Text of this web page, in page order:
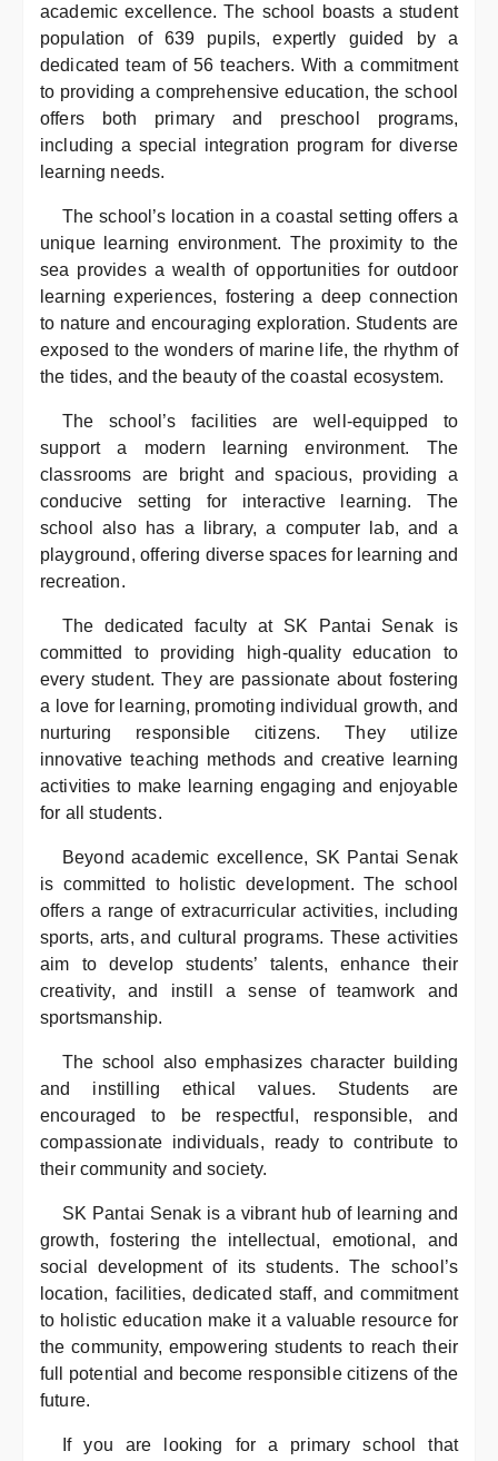
academic excellence. The school boasts a student
population of 639 pupils, expertly guided by a
dedicated team of 56 teachers. With a commitment
to providing a comprehensive education, the school
offers both primary and preschool programs,
including a special integration program for diverse
learning needs.
The school’s location in a coastal setting offers a
unique learning environment. The proximity to the
sea provides a wealth of opportunities for outdoor
learning experiences, fostering a deep connection
to nature and encouraging exploration. Students are
exposed to the wonders of marine life, the rhythm of
the tides, and the beauty of the coastal ecosystem.
The school’s facilities are well-equipped to
support a modern learning environment. The
classrooms are bright and spacious, providing a
conducive setting for interactive learning. The
school also has a library, a computer lab, and a
playground, offering diverse spaces for learning and
recreation.
The dedicated faculty at SK Pantai Senak is
committed to providing high-quality education to
every student. They are passionate about fostering
a love for learning, promoting individual growth, and
nurturing responsible citizens. They utilize
innovative teaching methods and creative learning
activities to make learning engaging and enjoyable
for all students.
Beyond academic excellence, SK Pantai Senak
is committed to holistic development. The school
offers a range of extracurricular activities, including
sports, arts, and cultural programs. These activities
aim to develop students’ talents, enhance their
creativity, and instill a sense of teamwork and
sportsmanship.
The school also emphasizes character building
and instilling ethical values. Students are
encouraged to be respectful, responsible, and
compassionate individuals, ready to contribute to
their community and society.
SK Pantai Senak is a vibrant hub of learning and
growth, fostering the intellectual, emotional, and
social development of its students. The school’s
location, facilities, dedicated staff, and commitment
to holistic education make it a valuable resource for
the community, empowering students to reach their
full potential and become responsible citizens of the
future.
If you are looking for a primary school that